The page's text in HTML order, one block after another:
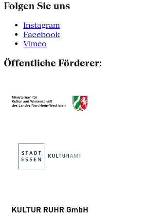
Folgen Sie uns
Instagram
Facebook
Vimeo
Öffentliche Förderer: